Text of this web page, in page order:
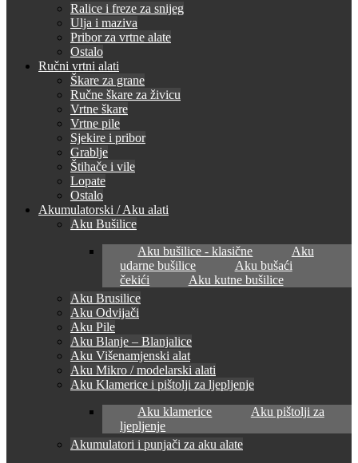
Ralice i freze za snijeg
Ulja i maziva
Pribor za vrtne alate
Ostalo
Ručni vrtni alati
Škare za grane
Ručne škare za živicu
Vrtne škare
Vrtne pile
Sjekire i pribor
Grablje
Štihače i vile
Lopate
Ostalo
Akumulatorski / Aku alati
Aku Bušilice
Aku bušilice - klasične
Aku
udarne bušilice
Aku bušaći
čekići
Aku kutne bušilice
Aku Brusilice
Aku Odvijači
Aku Pile
Aku Blanje – Blanjalice
Aku Višenamjenski alat
Aku Mikro / modelarski alati
Aku Klamerice i pištolji za ljepljenje
Aku klamerice
Aku pištolji za
ljepljenje
Akumulatori i punjači za aku alate